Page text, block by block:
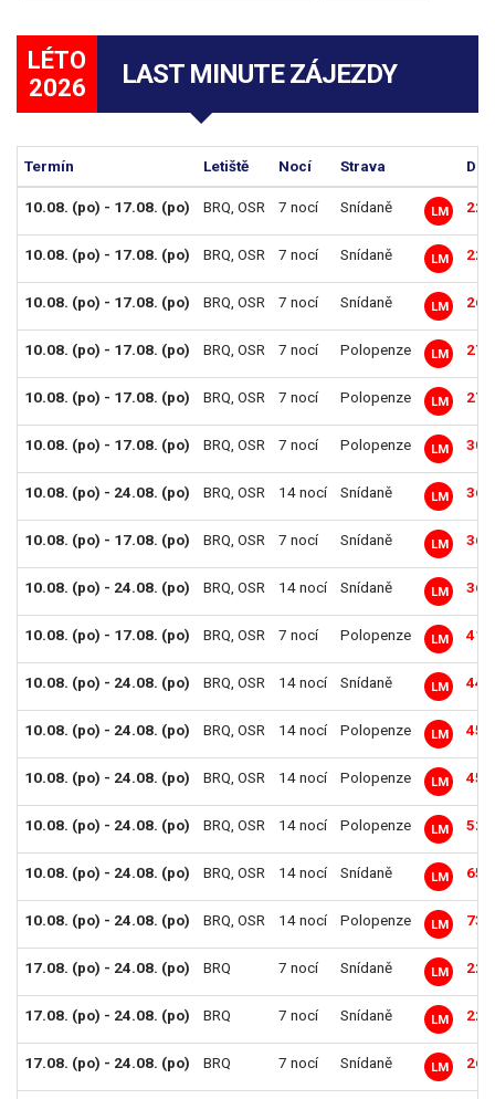
LÉTO
2026
LAST MINUTE ZÁJEZDY
Termín Letiště Nocí Strava
10.08. (po) - 17.08. (po) BRQ OSR 7 nocí Snídaně LM 22
10.08. (po) - 17.08. (po) BRQ OSR 7 nocí Snídaně LM 22
10.08. (po) - 17.08. (po) BRQ OSR 7 nocí Snídaně LM 26
10.08. (po) - 17.08. (po) BRQ OSR 7 nocí Polopenze LM 27
10.08. (po) - 17.08. (po) BRQ OSR 7 nocí Polopenze LM 27
10.08. (po) - 17.08. (po) BRQ OSR 7 nocí Polopenze LM 30
10.08. (po) - 24.08. (po) BRQ OSR 14 nocí Snídaně LM 36
10.08. (po) - 17.08. (po) BRQ OSR 7 nocí Snídaně LM 36
10.08. (po) - 24.08. (po) BRQ OSR 14 nocí Snídaně LM 36
10.08. (po) - 17.08. (po) BRQ OSR 7 nocí Polopenze LM 41
10.08. (po) - 24.08. (po) BRQ OSR 14 nocí Snídaně LM 44
10.08. (po) - 24.08. (po) BRQ OSR 14 nocí Polopenze LM 45
10.08. (po) - 24.08. (po) BRQ OSR 14 nocí Polopenze LM 45
10.08. (po) - 24.08. (po) BRQ OSR 14 nocí Polopenze LM 52
10.08. (po) - 24.08. (po) BRQ OSR 14 nocí Snídaně LM 65
10.08. (po) - 24.08. (po) BRQ OSR 14 nocí Polopenze LM 73
17.08. (po) - 24.08. (po) BRQ 7 nocí Snídaně LM 22
17.08. (po) - 24.08. (po) BRQ 7 nocí Snídaně LM 22
17.08. (po) - 24.08. (po) BRQ 7 nocí Snídaně LM 26